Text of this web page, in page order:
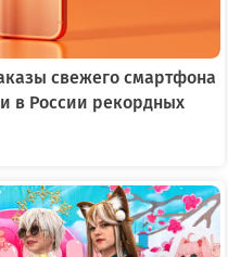
свежего смартфона
в России рекордных